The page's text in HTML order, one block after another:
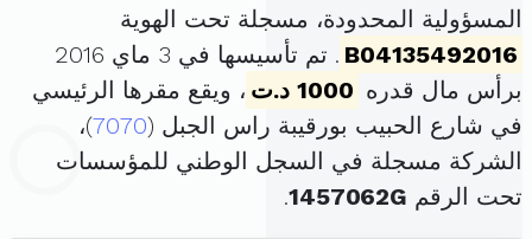
المسؤولية المحدودة، مسجلة تحت الهوية
B04135492016
. تم تأسيسها في 3 ماي 2016
برأس مال قدره 1000 د.ت
، ويقع مقرها الرئيسي
في شارع الحبيب بورقيبة راس الجبل (7070)،
الشركة مسجلة في السجل الوطني للمؤسسات
تحت الرقم 1457062G
.